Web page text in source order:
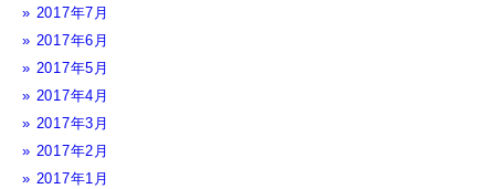
2017年7月
2017年6月
2017年5月
2017年4月
2017年3月
2017年2月
2017年1月